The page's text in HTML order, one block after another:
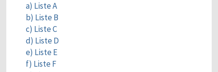
a) Liste A
b) Liste B
c) Liste C
d) Liste D
e) Liste E
f) Liste F